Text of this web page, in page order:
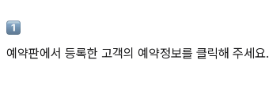
예약판에서 등록한 고객의 예약정보를 클릭해 주세요.